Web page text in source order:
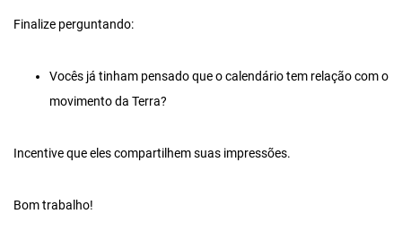
Finalize perguntando:
Vocês já tinham pensado que o calendário tem relação com o
movimento da Terra?
Incentive que eles compartilhem suas impressões.
Bom trabalho!